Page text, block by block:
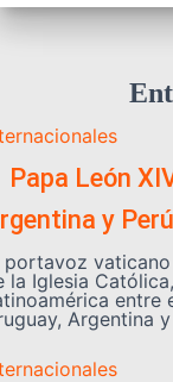
León
y
portavoz
la Iglesia
entre
Argentina